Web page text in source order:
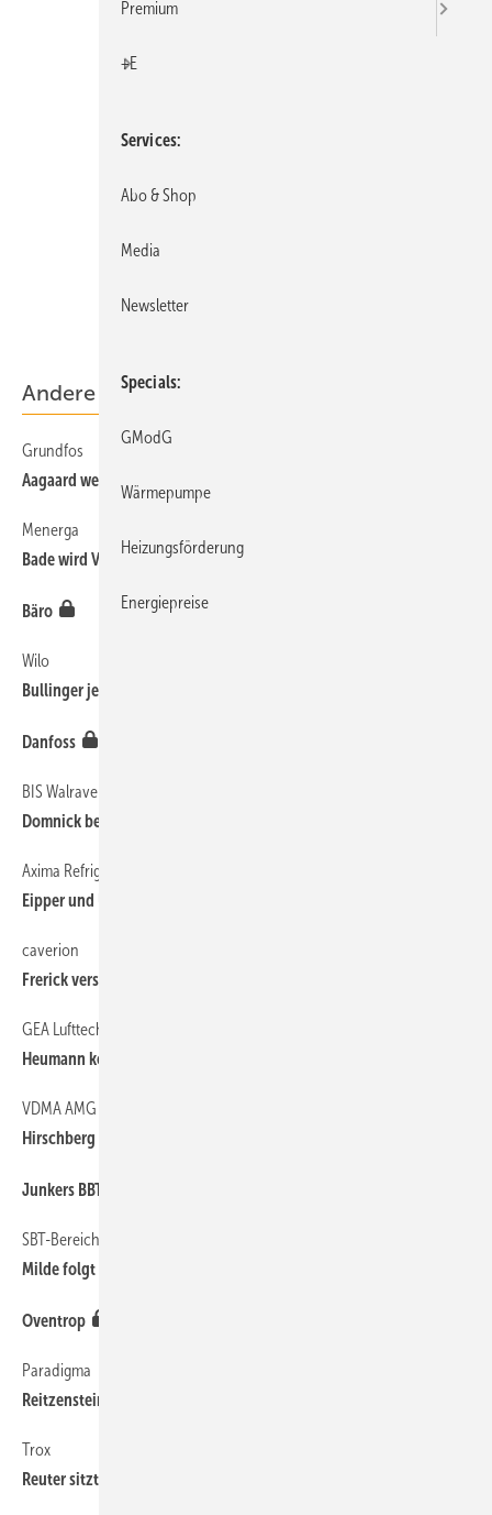
Andere Artikel
Grundfos
Aagaard wechselt in Konzernvorstand
Menerga
Bade wird Vertriebs- und Marketingleiter
Bäro
Wilo
Bullinger jetzt im Aufsichtsrat
Danfoss
BIS Walraven
Domnick berät in NRW
Axima Refrigeration
Eipper und Urban ­verstärken Service
caverion
Frerick verstärkt Rechtsabteilung
GEA Lufttechnik
Heumann kommt für Präzisionsklima
VDMA AMG
Hirschberg und Schumacher geehrt
Junkers BBT Thermotechnik
SBT-Bereichsvorstand
Milde folgt auf Hiesinger
Oventrop
Paradigma
Reitzenstein ­verabschiedet sich
Trox
Reuter sitzt Trox ­Austria GmbH vor
Premium
+E
Services
Abo & Shop
Media
Newsletter
Specials
GModG
Wärmepumpe
Heizungsförderung
Energiepreise